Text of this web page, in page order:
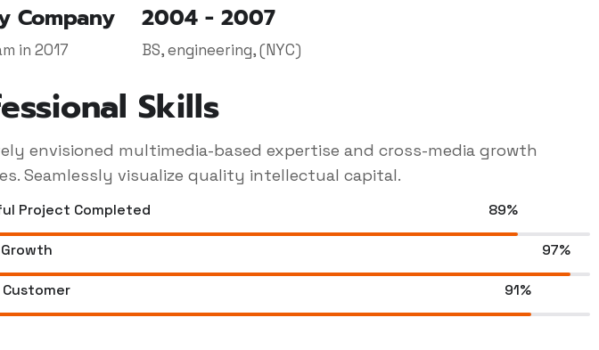
Company
in 2017
2004 - 2007
BS, engineering, (NYC)
Skills
envisioned multimedia-based expertise and cross-media growth
Seamlessly visualize quality intellectual capital.
Project Completed 89%
97%
91%